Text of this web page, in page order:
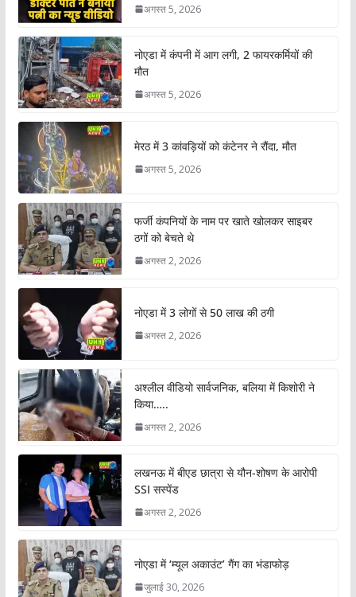
अगस्त 5, 2026
नोएडा में कंपनी में आग लगी, 2 फायरकर्मियों की
मौत
अगस्त 5, 2026
मेरठ में 3 कांवड़ियों को कंटेनर ने रौंदा, मौत
अगस्त 5, 2026
फर्जी कंपनियों के नाम पर खाते खोलकर साइबर
ठगों को बेचते थे
अगस्त 2, 2026
नोएडा में 3 लोगों से 50 लाख की ठगी
अगस्त 2, 2026
अश्लील वीडियो सार्वजनिक, बलिया में किशोरी ने
किया…..
अगस्त 2, 2026
लखनऊ में बीएड छात्रा से यौन-शोषण के आरोपी
SSI सस्पेंड
अगस्त 2, 2026
नोएडा में ‘म्यूल अकाउंट’ गैंग का भंडाफोड़
जुलाई 30, 2026